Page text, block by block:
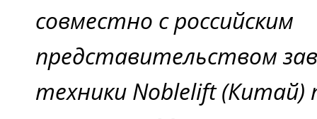
совместно с российским
представительством
техники Noblelift